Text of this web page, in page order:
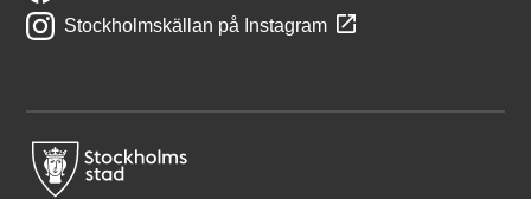
Stockholmskällan på Instagram